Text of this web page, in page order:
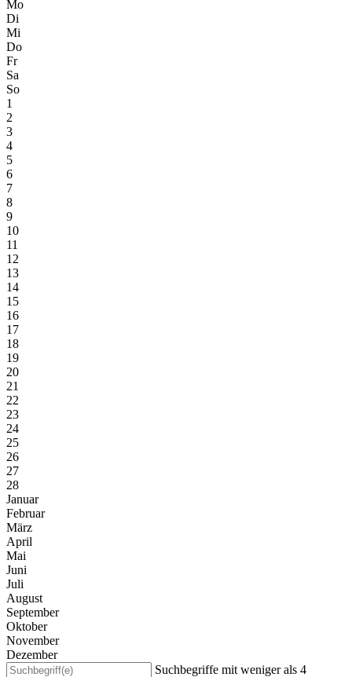
Mo
Di
Mi
Do
Fr
Sa
So
1
2
3
4
5
6
7
8
9
10
11
12
13
14
15
16
17
18
19
20
21
22
23
24
25
26
27
28
Januar
Februar
März
April
Mai
Juni
Juli
August
September
Oktober
November
Dezember
Suchbegriffe mit weniger als 4